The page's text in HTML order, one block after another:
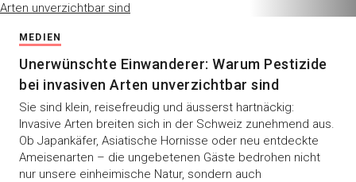
MEDIEN
Unerwünschte Einwanderer: Warum Pestizide
bei invasiven Arten unverzichtbar sind
Sie sind klein, reisefreudig und äusserst hartnäckig:
Invasive Arten breiten sich in der Schweiz zunehmend aus.
Ob Japankäfer, Asiatische Hornisse oder neu entdeckte
Ameisenarten – die ungebetenen Gäste bedrohen nicht
nur unsere einheimische Natur, sondern auch